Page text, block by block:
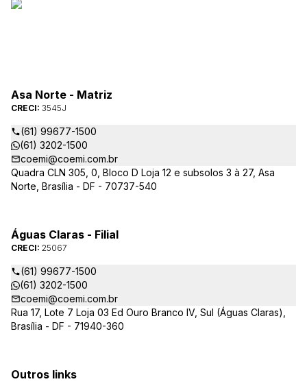
Asa Norte - Matriz
CRECI: 3545J
(61) 99677-1500
(61) 3202-1500
coemi@coemi.com.br
Quadra CLN 305, 0, Bloco D Loja 12 e subsolos 3 à 27, Asa
Norte, Brasília - DF - 70737-540
Águas Claras - Filial
CRECI: 25067
(61) 99677-1500
(61) 3202-1500
coemi@coemi.com.br
Rua 17, Lote 7 Loja 03 Ed Ouro Branco IV, Sul (Águas Claras),
Brasília - DF - 71940-360
Outros links